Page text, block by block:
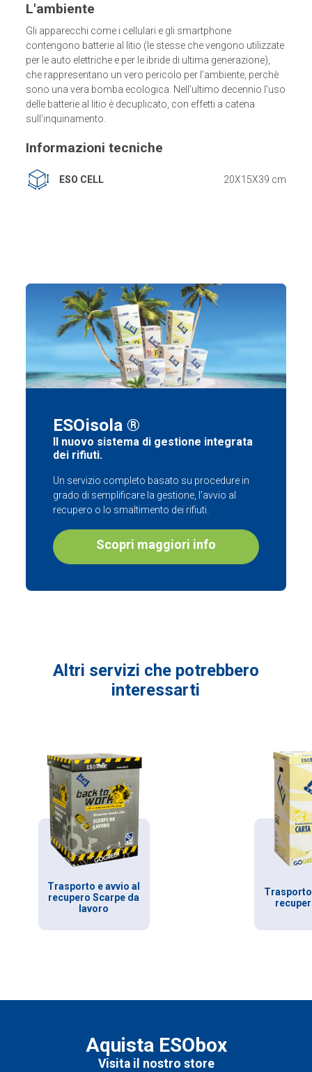
L'ambiente
Gli apparecchi come i cellulari e gli smartphone
contengono batterie al litio (le stesse che vengono utilizzate
per le auto elettriche e per le ibride di ultima generazione),
che rappresentano un vero pericolo per l’ambiente, perchè
sono una vera bomba ecologica. Nell’ultimo decennio l’uso
delle batterie al litio è decuplicato, con effetti a catena
sull’inquinamento.
Informazioni tecniche
ESO CELL 20X15X39 cm
ESOisola ®
Il nuovo sistema di gestione integrata
dei rifiuti.
Un servizio completo basato su procedure in
grado di semplificare la gestione, l'avvio al
recupero o lo smaltimento dei rifiuti.
Scopri maggiori info
Altri servizi che potrebbero
interessarti
Trasporto e avvio al
recupero Scarpe da
lavoro
Trasporto
Aquista ESObox
Visita il nostro store